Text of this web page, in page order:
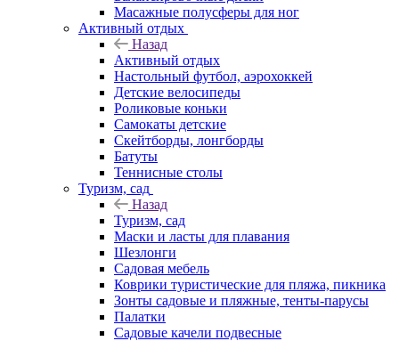
Масажные полусферы для ног
Активный отдых
Назад
Активный отдых
Настольный футбол, аэрохоккей
Детские велосипеды
Роликовые коньки
Самокаты детские
Скейтборды, лонгборды
Батуты
Теннисные столы
Туризм, сад
Назад
Туризм, сад
Маски и ласты для плавания
Шезлонги
Садовая мебель
Коврики туристические для пляжа, пикника
Зонты садовые и пляжные, тенты-парусы
Палатки
Садовые качели подвесные